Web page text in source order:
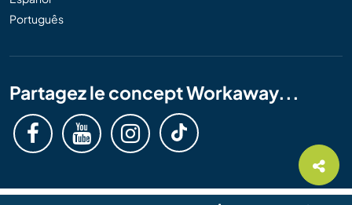
Português
Partagez le concept Workaway...